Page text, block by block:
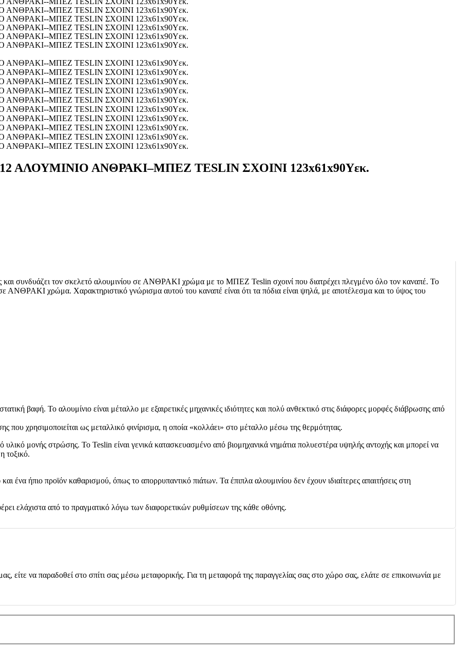
AΛΟΥΜΙΝΙΟ ΑΝΘΡΑΚΙ–ΜΠΕΖ TESLIN ΣΧΟΙΝΙ 123x61x90Υεκ.
και συνδυάζει τον σκελετό αλουμινίου σε ΑΝΘΡΑΚΙ χρώμα με το ΜΠΕΖ Teslin σχοινί που διατρέχει πλεγμένο όλο τον καναπέ. Το
ΑΝΘΡΑΚΙ χρώμα. Χαρακτηριστικό γνώρισμα αυτού του καναπέ είναι ότι τα πόδια είναι ψηλά, με αποτέλεσμα και το ύψος του
βαφή. Το αλουμίνιο είναι μέταλλο με εξαιρετικές μηχανικές ιδιότητες και πολύ ανθεκτικό στις διάφορες μορφές διάβρωσης από
που χρησιμοποιείται ως μεταλλικό φινίρισμα, η οποία «κολλάει» στο μέταλλο μέσω της θερμότητας.
μονής στρώσης. Το Teslin είναι γενικά κατασκευασμένο από βιομηχανικά νημάτια πολυεστέρα υψηλής αντοχής και μπορεί να
τοξικό.
ένα ήπιο προϊόν καθαρισμού, όπως το απορρυπαντικό πιάτων. Τα έπιπλα αλουμινίου δεν έχουν ιδιαίτερες απαιτήσεις στη
ελάχιστα από το πραγματικό λόγω των διαφορετικών ρυθμίσεων της κάθε οθόνης.
είτε να παραδοθεί στο σπίτι σας μέσω μεταφορικής. Για τη μεταφορά της παραγγελίας σας στο χώρο σας, ελάτε σε επικοινωνία με